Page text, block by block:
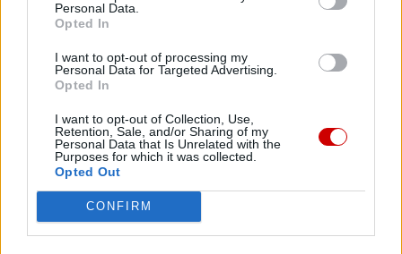
Personal Data.
Opted In
I want to opt-out of processing my
Personal Data for Targeted Advertising.
Opted In
I want to opt-out of Collection, Use,
Retention, Sale, and/or Sharing of my
Personal Data that Is Unrelated with the
Purposes for which it was collected.
Opted Out
CONFIRM